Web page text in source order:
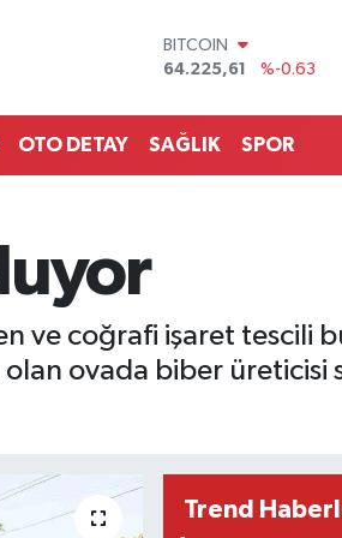
DOLAR
47,7143
%0.16
55,0317
%-0.02
STERLİN
OTO DETAY SAĞLIK SPOR
ve coğrafi işaret tescili
ovada biber üreticisi
Trend